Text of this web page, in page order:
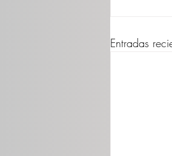
Entradas